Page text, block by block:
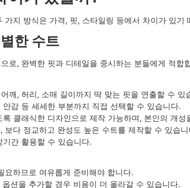
가지 방식은 가격, 핏, 스타일링 등에서 차이가 있
한 수트
로, 완벽한 핏과 디테일을 중시하는 분들에게 적합
깨, 허리, 소매 길이까지 딱 맞는 핏을 연출할 수 있
감 등 세세한 부분까지 직접 선택할 수 있습니다.
클래식한 디자인으로 제작 가능하며, 본인의 개성
다 정교하고 완성도 높은 수트를 제작할 수 있습니
간 활용할 수 있습니다.
하므로 여유롭게 준비해야 합니다.
션을 추가할 경우 비용이 더 올라갈 수 있습니다.